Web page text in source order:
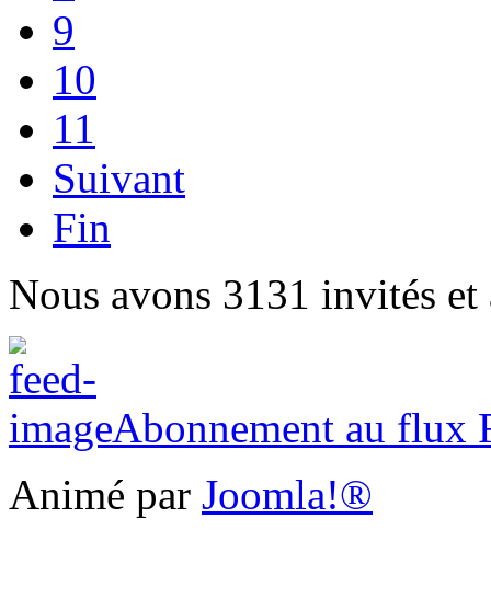
9
10
11
Suivant
Fin
Nous avons 3131 invités
Abonnement au flux
Animé par Joomla!®